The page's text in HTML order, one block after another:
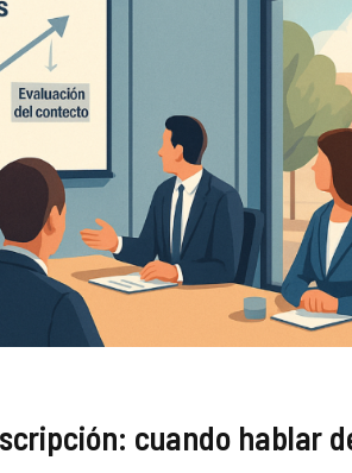
cuando hablar